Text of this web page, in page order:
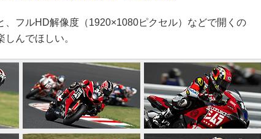
フルHD解像度（1920×1080ピクセル）などで開くの
んでほしい。